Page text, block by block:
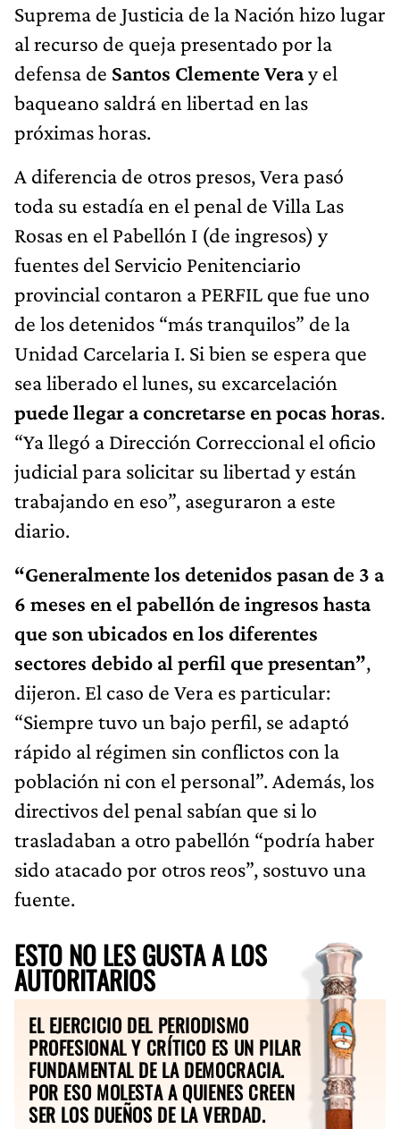
Suprema de Justicia de la Nación hizo lugar
al recurso de queja presentado por la
defensa de Santos Clemente Veray el
baqueano saldrá en libertad en las
próximas horas.
A diferencia de otros presos, Vera pasó
toda su estadía en el penal de Villa Las
Rosas en el Pabellón I (de ingresos) y
fuentes del Servicio Penitenciario
provincial contaron a PERFIL que fue uno
de los detenidos “más tranquilos” de la
Unidad Carcelaria I. Si bien se espera que
sea liberado el lunes, su excarcelación
puede llegar a concretarse en pocas horas.
“Ya llegó a Dirección Correccional el oficio
judicial para solicitar su libertad y están
trabajando en eso”, aseguraron a este
diario.
“Generalmente los detenidos pasan de 3 a
6 meses en el pabellón de ingresos hasta
que son ubicados en los diferentes
sectores debido al perfil que presentan”,
dijeron. El caso de Vera es particular:
“Siempre tuvo un bajo perfil, se adaptó
rápido al régimen sin conflictos con la
población ni con el personal”. Además, los
directivos del penal sabían que si lo
trasladaban a otro pabellón “podría haber
sido atacado por otros reos”, sostuvo una
fuente.
ESTO NO LES GUSTA A LOS
AUTORITARIOS
EL EJERCICIO DEL PERIODISMO
PROFESIONAL Y CRÍTICO ES UN PILAR
FUNDAMENTAL DE LA DEMOCRACIA.
POR ESO MOLESTA A QUIENES CREEN
SER LOS DUEÑOS DE LA VERDAD.